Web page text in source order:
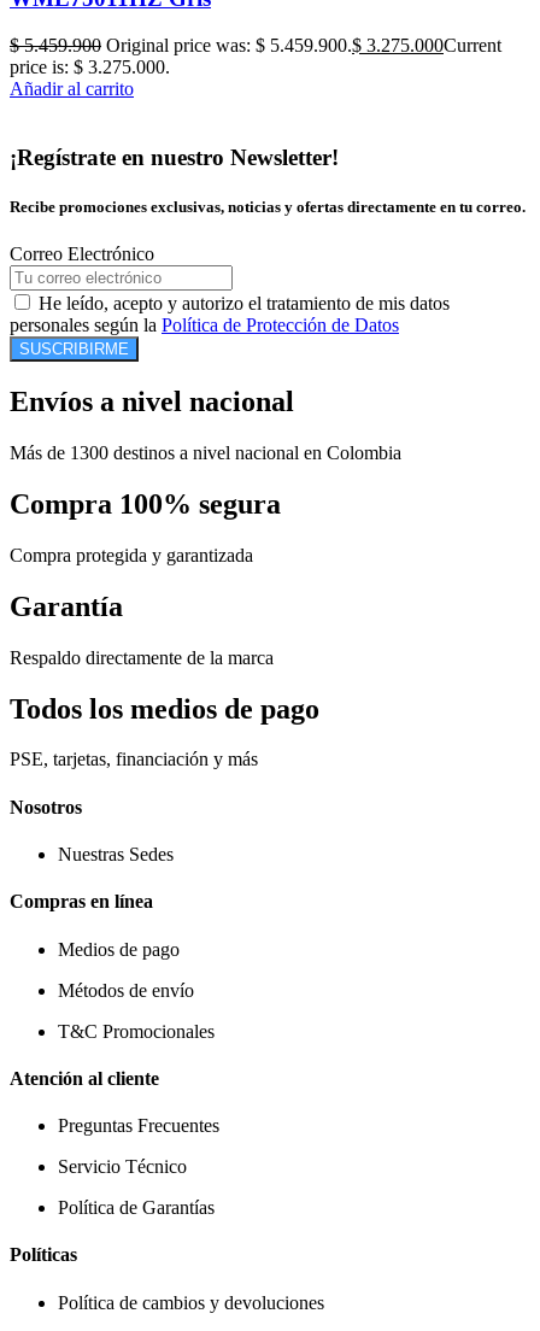
$5.459.900 Original price was: $ 5.459.900.$ 3.275.000Current
price is: $ 3.275.000.
Añadir al carrito
¡Regístrate en nuestro Newsletter!
Recibe promociones exclusivas, noticias y ofertas directamente en tu correo.
Correo Electrónico
He leído, acepto y autorizo el tratamiento de mis datos
personales según la Política de Protección de Datos
SUSCRIBIRME
Envíos a nivel nacional
Más de 1300 destinos a nivel nacional en Colombia
Compra 100% segura
Compra protegida y garantizada
Garantía
Respaldo directamente de la marca
Todos los medios de pago
PSE, tarjetas, financiación y más
Nosotros
Nuestras Sedes
Compras en línea
Medios de pago
Métodos de envío
T&C Promocionales
Atención al cliente
Preguntas Frecuentes
Servicio Técnico
Política de Garantías
Políticas
Política de cambios y devoluciones